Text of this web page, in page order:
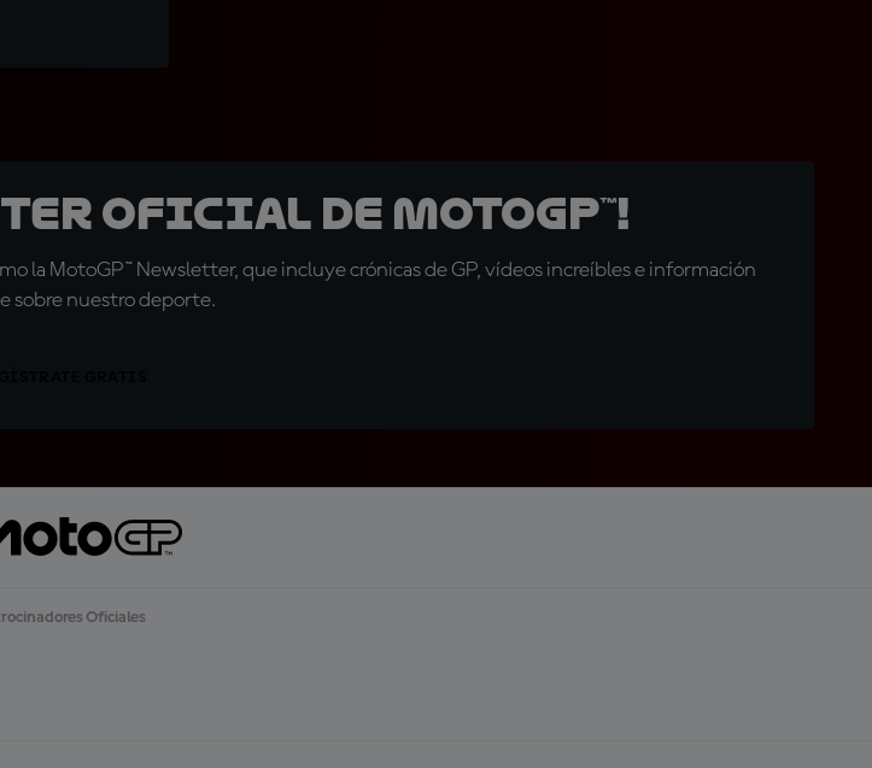
oficial de MotoGP™!
la MotoGP™ Newsletter, que incluye crónicas de GP, vídeos increíbles e información
sobre nuestro deporte.
Oficiales